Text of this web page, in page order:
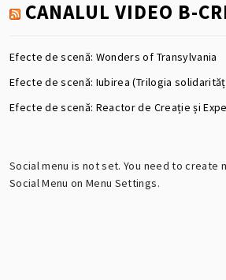
CANALUL VIDEO B-
Efecte de scenă: Wonders of Transylvania
Efecte de scenă: Iubirea (Trilogia
Efecte de scenă: Reactor de Creație și
Social menu is not set. You need to create
Social Menu on Menu Settings.